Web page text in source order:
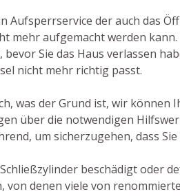
Aufsperrservice der auch das
mehr aufgemacht werden
Sie das Haus verlassen
nicht mehr richtig passt.
was der Grund ist, wir
über die notwendigen
um sicherzugehen, dass
beschädigt oder
von denen viele von